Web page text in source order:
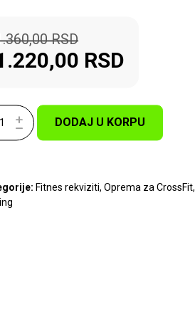
RSD
RSD
DODAJ U KORPU
Fitnes rekviziti, Oprema za CrossFit,